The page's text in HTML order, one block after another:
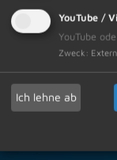
YouTube /
YouTube
Zweck :
Ich lehne ab